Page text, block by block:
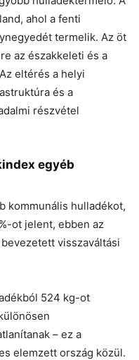
ahol a fenti
termelik. Az öt
az északkeleti és a
eltérés a helyi
és a
részvétel
egyéb
kommunális hulladékot,
ot jelent, ebben az
visszaváltási
524 kg-ot
– ez a
elemzett ország közül.